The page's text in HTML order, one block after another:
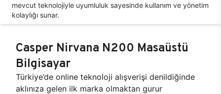
mevcut teknolojiyle uyumluluk sayesinde kullanım ve yönetim
kolaylığı sunar.
Casper Nirvana N200 Masaüstü
Bilgisayar
Türkiye’de online teknoloji alışverişi denildiğinde
aklınıza gelen ilk marka olmaktan gurur